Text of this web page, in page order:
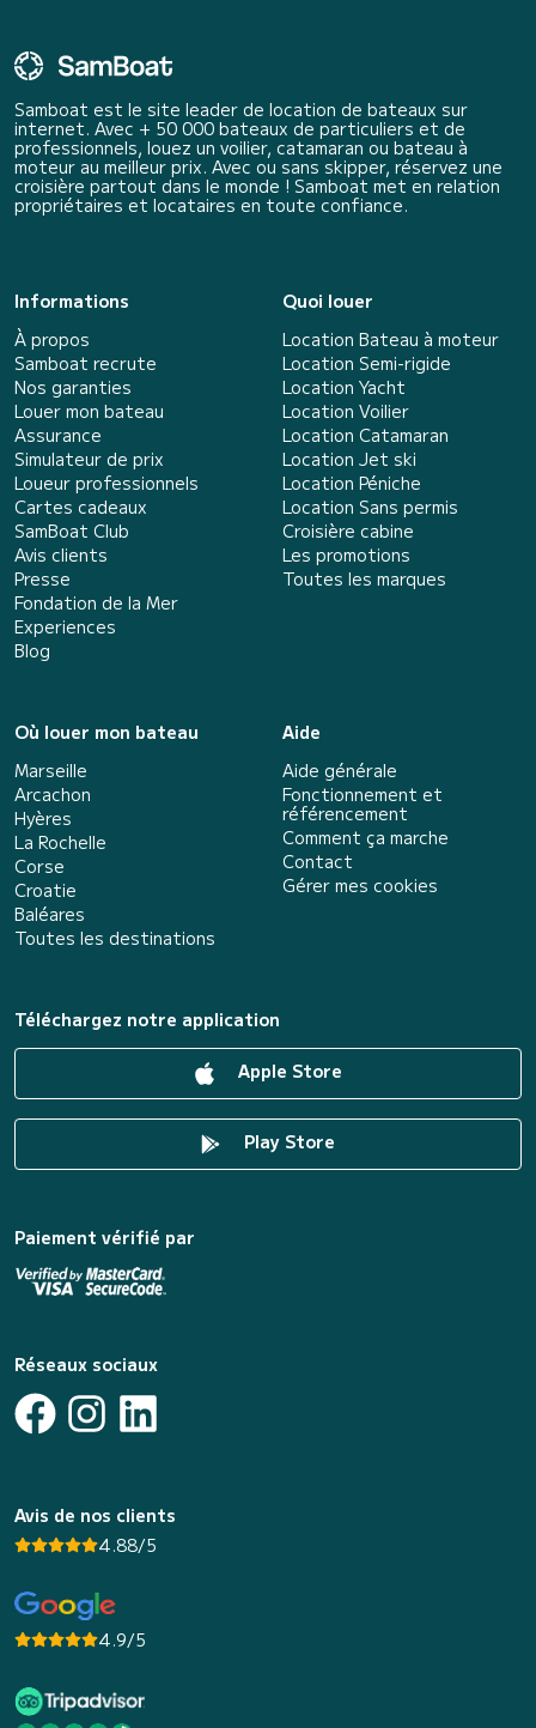
Samboat est le site leader de location de bateaux sur
internet. Avec + 50 000 bateaux de particuliers et de
professionnels, louez un voilier, catamaran ou bateau à
moteur au meilleur prix. Avec ou sans skipper, réservez une
croisière partout dans le monde ! Samboat met en relation
propriétaires et locataires en toute confiance.
Informations
À propos
Samboat recrute
Nos garanties
Louer mon bateau
Assurance
Simulateur de prix
Loueur professionnels
Cartes cadeaux
SamBoat Club
Avis clients
Presse
Fondation de la Mer
Experiences
Blog
Quoi louer
Location Bateau à moteur
Location Semi-rigide
Location Yacht
Location Voilier
Location Catamaran
Location Jet ski
Location Péniche
Location Sans permis
Croisière cabine
Les promotions
Toutes les marques
Où louer mon bateau
Marseille
Arcachon
Hyères
La Rochelle
Corse
Croatie
Baléares
Toutes les destinations
Aide
Aide générale
Fonctionnement et
référencement
Comment ça marche
Contact
Gérer mes cookies
Téléchargez notre application
Apple Store
Play Store
Paiement vérifié par
Réseaux sociaux
Avis de nos clients
4.88/5
4.9/5